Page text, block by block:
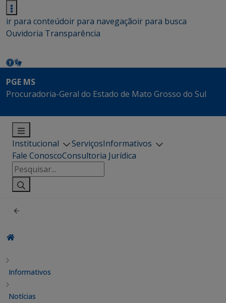
ir para conteúdoir para navegaçãoir para busca
Ouvidoria Transparência
PGE MS
Procuradoria-Geral do Estado de Mato Grosso do Sul
Institucional ServiçosInformativos
Fale ConoscoConsultoria Jurídica
Pesquisar
por:
Informativos
Notícias